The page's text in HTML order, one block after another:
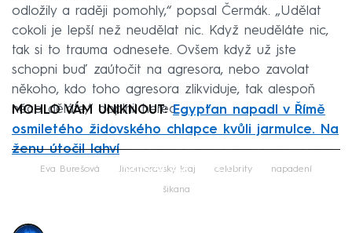
odložily a raději pomohly,“ popsal Čermák. „Udělat
cokoli je lepší než neudělat nic. Když neuděláte nic,
tak si to trauma odnesete. Ovšem když už jste
schopni buď zaútočit na agresora, nebo zavolat
někoho, kdo toho agresora zlikviduje, tak alespoň
něco děláte,“ doplnil herec.
MOHLO VÁM UNIKNOUT:Egypťan napadl v Římě
osmiletého židovského chlapce kvůli jarmulce. Na
ženu útočil lahví
Failed to fetch
Eva Burešová Jihomoravský kraj celebrity napadení
šikana